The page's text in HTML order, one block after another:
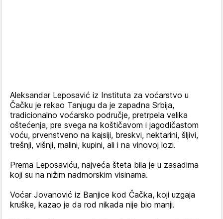
Aleksandar Leposavić iz Instituta za voćarstvo u
Čačku je rekao Tanjugu da je zapadna Srbija,
tradicionalno voćarsko područje, pretrpela velika
oštećenja, pre svega na koštičavom i jagodičastom
voću, prvenstveno na kajsiji, breskvi, nektarini, šljivi,
trešnji, višnji, malini, kupini, ali i na vinovoj lozi.
Prema Leposaviću, najveća šteta bila je u zasadima
koji su na nižim nadmorskim visinama.
Voćar Jovanović iz Banjice kod Čačka, koji uzgaja
kruške, kazao je da rod nikada nije bio manji.